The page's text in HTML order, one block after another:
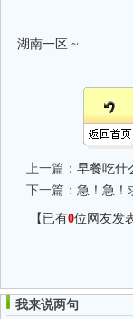
湖南一区 ~
上一篇： 早餐吃什
下一篇： 急！急！
【已有0位网友发
我来说两句